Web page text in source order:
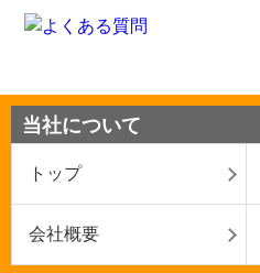
当社について
トップ
会社概要